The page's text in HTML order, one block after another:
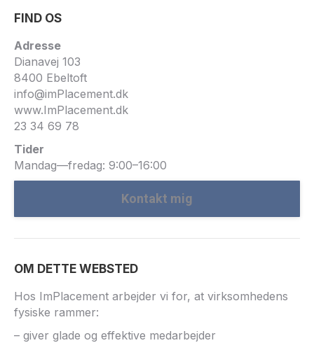
FIND OS
Adresse
Dianavej 103
8400 Ebeltoft
info@imPlacement.dk
www.ImPlacement.dk
23 34 69 78
Tider
Mandag—fredag: 9:00–16:00
Kontakt mig
OM DETTE WEBSTED
Hos ImPlacement arbejder vi for, at virksomhedens
fysiske rammer:
– giver glade og effektive medarbejder